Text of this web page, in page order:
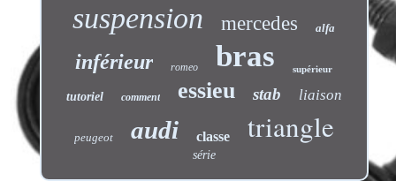
suspension mercedes alfa
inférieur romeo bras supérieur
tutoriel comment essieu stab liaison
peugeot audi classe triangle
série